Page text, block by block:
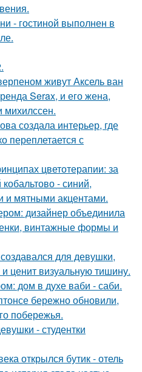
- гостиной выполнен в
живут Аксель ван
Serax, и его жена,
михилссен.
создала интерьер, где
переплетается с
цветотерапии: за
- синий,
и мятными акцентами.
дизайнер объединила
винтажные формы и
для девушки,
ценит визуальную тишину.
дом в духе ваби - саби.
бережно обновили,
побережья.
- студентки
открылся бутик - отель